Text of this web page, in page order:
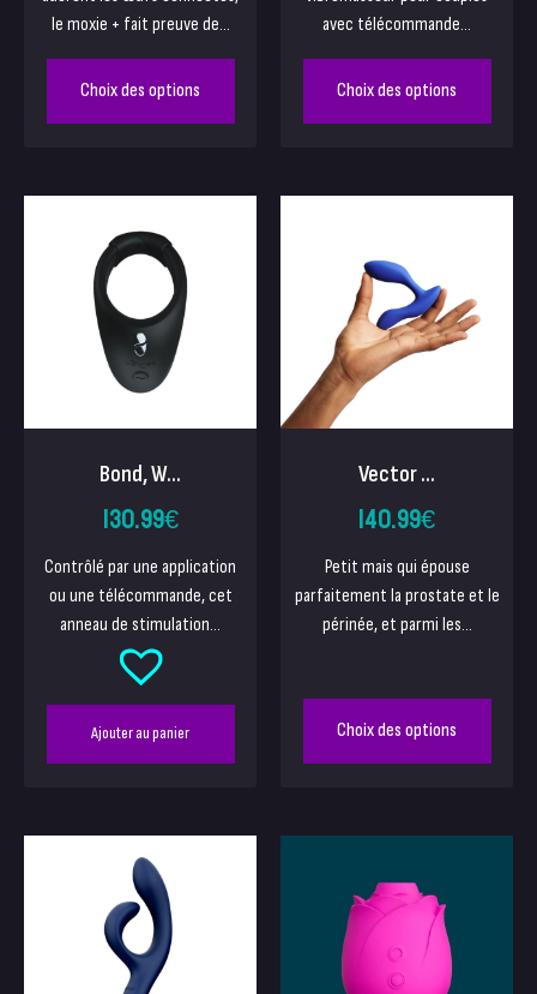
le moxie + fait preuve de...
Choix des options
avec télécommande...
Choix des options
Bond, W...
130.99€
Contrôlé par une application
ou une télécommande, cet
anneau de stimulation...
Ajouter au panier
Vector ...
140.99€
Petit mais qui épouse
parfaitement la prostate et le
périnée, et parmi les...
Choix des options